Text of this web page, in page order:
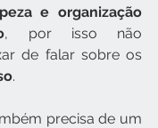
e organização
, por isso não
.
precisa de um